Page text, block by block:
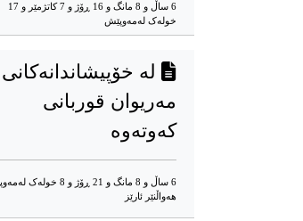
6 ساڵ و 8 مانگ و 16 ڕۆژ و 7 کاتژمێر و 17
خوله‌ک له‌مه‌وپێش‌
له‌ خۆپیشاندانه‌کانی
مه‌ریوان قوربانی
که‌وته‌وه‌‌
6 ساڵ و 8 مانگ و 21 ڕۆژ و 8 خوله‌ک له‌مه‌وپێش‌
هه‌واڵنێر ئارێز